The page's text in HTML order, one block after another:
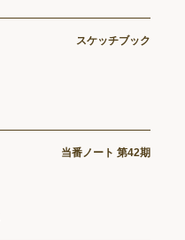
スケッチブック
当番ノート 第42期